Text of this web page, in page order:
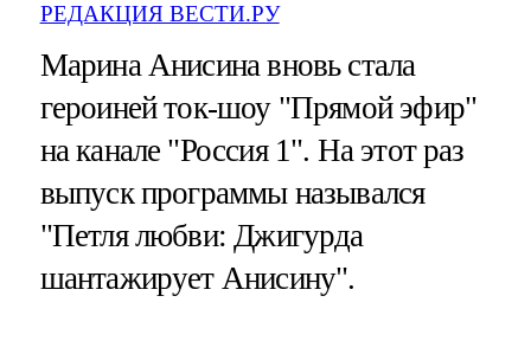
РЕДАКЦИЯ ВЕСТИ.РУ
Марина Анисина вновь стала
героиней ток-шоу "Прямой эфир"
на канале "Россия 1". На этот раз
выпуск программы назывался
"Петля любви: Джигурда
шантажирует Анисину".